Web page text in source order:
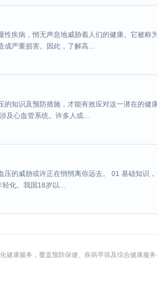
疾病，悄无声息地威胁着人们的健康。它被称
严重损害。因此，了解高...
知识及预防措施，才能有效应对这一潜在的健
及心血管系统。许多人或...
的威胁或许正在悄悄离你远去。 01 基础知识
化。我国18岁以...
健康服务，覆盖预防保健、疾病早筛及综合健康服